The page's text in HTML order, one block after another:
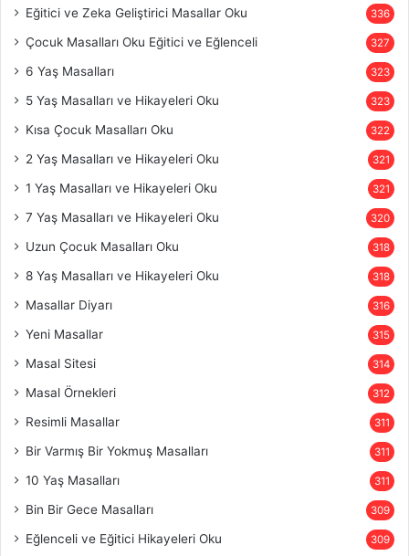
Eğitici ve Zeka Geliştirici Masallar Oku 336
Çocuk Masalları Oku Eğitici ve Eğlenceli 327
6 Yaş Masalları 323
5 Yaş Masalları ve Hikayeleri Oku 323
Kısa Çocuk Masalları Oku 322
2 Yaş Masalları ve Hikayeleri Oku 321
1 Yaş Masalları ve Hikayeleri Oku 321
7 Yaş Masalları ve Hikayeleri Oku 320
Uzun Çocuk Masalları Oku 318
8 Yaş Masalları ve Hikayeleri Oku 318
Masallar Diyarı 316
Yeni Masallar 315
Masal Sitesi 314
Masal Örnekleri 312
Resimli Masallar 311
Bir Varmış Bir Yokmuş Masalları 311
10 Yaş Masalları 311
Bin Bir Gece Masalları 309
Eğlenceli ve Eğitici Hikayeleri Oku 309